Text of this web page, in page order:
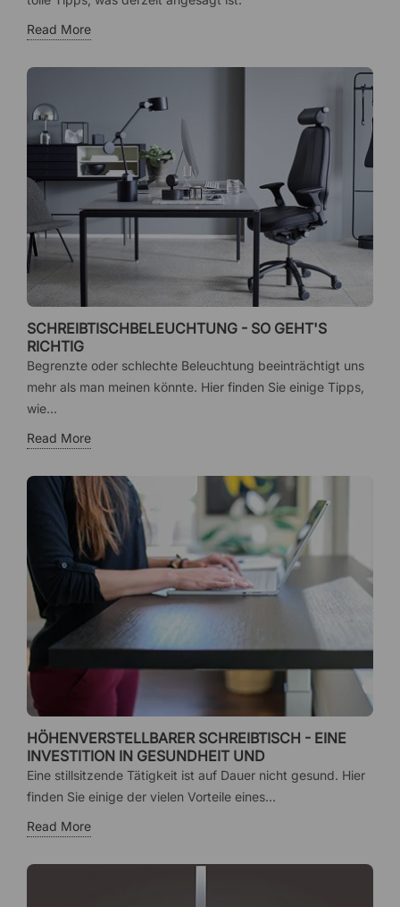
Read More
SCHREIBTISCHBELEUCHTUNG - SO GEHT'S
RICHTIG
Begrenzte oder schlechte Beleuchtung beeinträchtigt uns
mehr als man meinen könnte. Hier finden Sie einige Tipps,
wie...
Read More
HÖHENVERSTELLBARER SCHREIBTISCH - EINE
INVESTITION IN GESUNDHEIT UND
ARBEITSUMGEBUNG
Eine stillsitzende Tätigkeit ist auf Dauer nicht gesund. Hier
finden Sie einige der vielen Vorteile eines...
Read More